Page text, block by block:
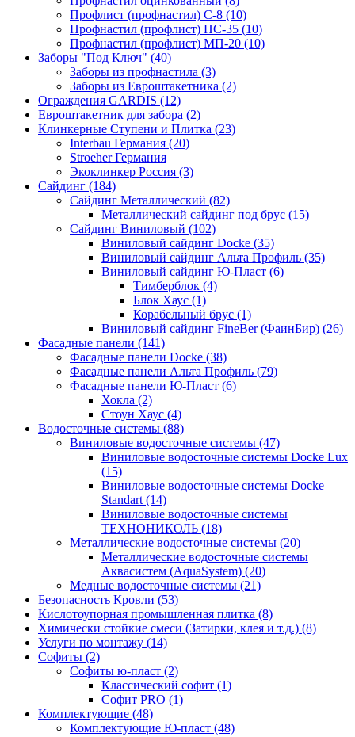
Профлист (профнастил) С-8 (10)
Профнастил (профлист) НС-35 (10)
Профнастил (профлист) МП-20 (10)
Заборы "Под Ключ" (40)
Заборы из профнастила (3)
Заборы из Евроштакетника (2)
Ограждения GARDIS (12)
Евроштакетник для забора (2)
Клинкерные Ступени и Плитка (23)
Interbau Германия (20)
Stroeher Германия
Экоклинкер Россия (3)
Сайдинг (184)
Сайдинг Металлический (82)
Металлический сайдинг под брус (15)
Сайдинг Виниловый (102)
Виниловый сайдинг Docke (35)
Виниловый сайдинг Альта Профиль (35)
Виниловый сайдинг Ю-Пласт (6)
Тимберблок (4)
Блок Хаус (1)
Корабельный брус (1)
Виниловый сайдинг FineBer (ФаинБир) (26)
Фасадные панели (141)
Фасадные панели Docke (38)
Фасадные панели Альта Профиль (79)
Фасадные панели Ю-Пласт (6)
Хокла (2)
Стоун Хаус (4)
Водосточные системы (88)
Виниловые водосточные системы (47)
Виниловые водосточные системы Docke Lux
(15)
Виниловые водосточные системы Docke
Standart (14)
Виниловые водосточные системы
ТЕХНОНИКОЛЬ (18)
Металлические водосточные системы (20)
Металлические водосточные системы
Аквасистем (AquaSystem) (20)
Медные водосточные системы (21)
Безопасность Кровли (53)
Кислотоупорная промышленная плитка (8)
Химически стойкие смеси (Затирки, клея и т.д.) (8)
Услуги по монтажу (14)
Софиты (2)
Софиты ю-пласт (2)
Классический софит (1)
Софит PRO (1)
Комплектующие (48)
Комплектующие Ю-пласт (48)